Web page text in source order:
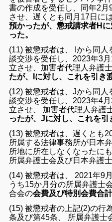
書の作成を受任し、同年2
させ、遅くとも同月17日に
預かったが、懲戒請求者H
った。
(11) 被懲戒者は、 Iから同
談交渉を受任し、2023年3
立させ、加害者代理人弁護
たが、Iに対し、これを引き
(12) 被懲戒者は、Jから同
談交渉を受任し、2023年4
立させ、 加害者代理人弁護
ったが、Jに対し、これを引
(13) 被懲戒者は、遅くとも
所属する法律事務所が日本
所地に所在しなくなったに
所属弁護士会及び日本弁護
(14) 被懲戒者は、 2021年9
うち15か月分の所属弁護士
合会の会費及び特別会費合
(15) 被懲戒者の上記(2)の行
条及び第45条、 所属弁護士